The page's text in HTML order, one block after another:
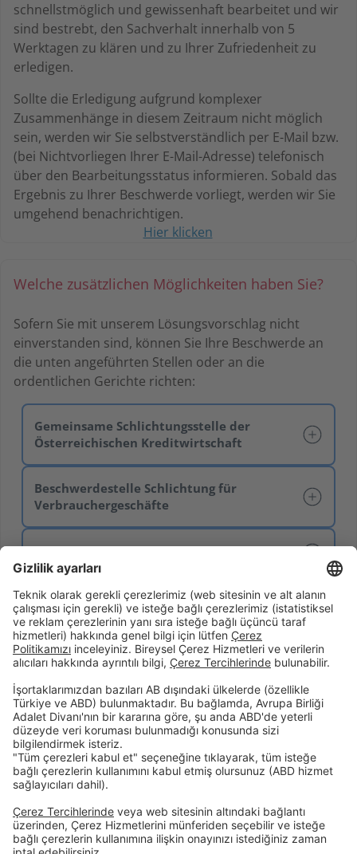
schnellstmöglich und gewissenhaft bearbeitet und wir
sind bestrebt, den Sachverhalt innerhalb von 5
Werktagen zu klären und zu Ihrer Zufriedenheit zu
erledigen.
Sollte die Erledigung aufgrund komplexer
Zusammenhänge in diesem Zeitraum nicht möglich
sein, werden wir Sie selbstverständlich per E-Mail bzw.
(bei Nichtvorliegen Ihrer E-Mail-Adresse) telefonisch
über den Bearbeitungsstatus informieren. Sobald das
Ergebnis zu Ihrer Beschwerde vorliegt, werden wir Sie
umgehend benachrichtigen.
Hier klicken
Welche zusätzlichen Möglichkeiten haben Sie?
Sofern Sie mit unserem Lösungsvorschlag nicht
einverstanden sind, können Sie Ihre Beschwerde an
die unten angeführten Stellen oder an die
ordentlichen Gerichte richten:
Gemeinsame Schlichtungsstelle der
Österreichischen Kreditwirtschaft
Beschwerdestelle Schlichtung für
Verbrauchergeschäfte
Birikim & FinansmanKurumsal Dijital BankacılıkÖncelikli Bankacılık
ŞubelerimizİletişimRandevu FormuFaiz Hesaplama Aracı
Hizmet Sözleşmeleri Tasarruf Mevduatı Güvencesi Gizlilik Politikası Güvenlik Resmi Tatil Günleri
Çerez Tercihleri